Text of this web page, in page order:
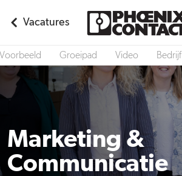
Vacatures
Voorbeeld Groeipad Video Bedrijf
Marketing &
Communicatie